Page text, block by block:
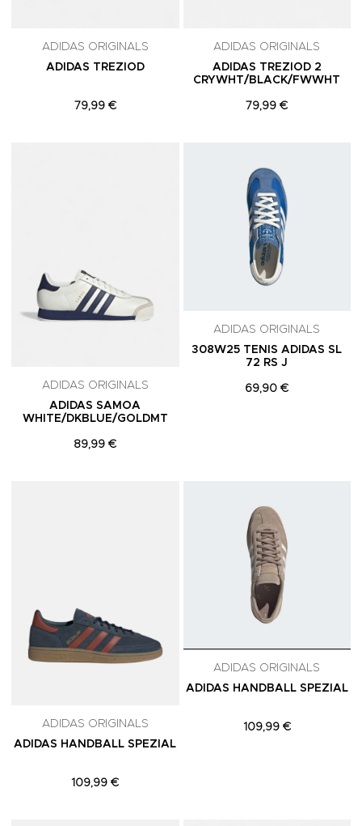
ADIDAS ORIGINALS
ADIDAS TREZIOD
79,99 €
ADIDAS ORIGINALS
ADIDAS TREZIOD 2
CRYWHT/BLACK/FWWHT
79,99 €
ADIDAS ORIGINALS
ADIDAS SAMOA
WHITE/DKBLUE/GOLDMT
89,99 €
ADIDAS ORIGINALS
308W25 TENIS ADIDAS SL
72 RS J
69,90 €
ADIDAS ORIGINALS
ADIDAS HANDBALL SPEZIAL
109,99 €
ADIDAS ORIGINALS
ADIDAS HANDBALL SPEZIAL
109,99 €